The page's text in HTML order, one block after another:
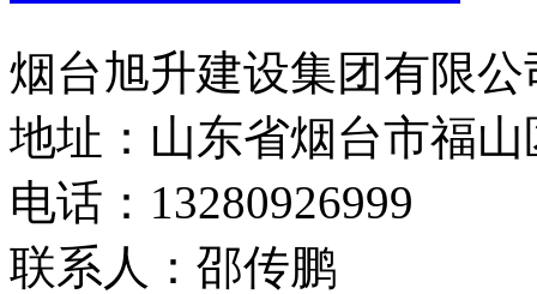
烟台旭升建设集团有限
地址：山东省烟台市福
电话：13280926999
联系人：邵传鹏